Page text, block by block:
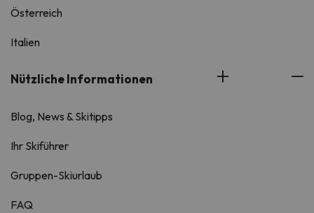
Österreich
Italien
Nützliche Informationen
Blog, News & Skitipps
Ihr Skiführer
Gruppen-Skiurlaub
FAQ